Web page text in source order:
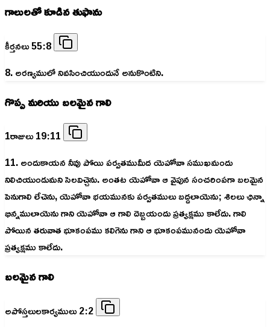
గాలులతో కూడిన తుఫాను
కీర్తనలు 55:8
8. అరణ్యములో నివసించియుందునే అనుకొంటిని.
గొప్ప మరియు బలమైన గాలి
1రాజులు 19:11
11. అందుకాయన నీవు పోయి పర్వతముమీద యెహోవా సముఖమందు
నిలిచియుండుమని సెలవిచ్చెను. అంతట యెహోవా ఆ వైపున సంచరింపగా బలమైన
పెనుగాలి లేచెను, యెహోవా భయమునకు పర్వతములు బద్దలాయెను; శిలలు ఛిన్నా
భిన్నములాయెను గాని యెహోవా ఆ గాలి దెబ్బయందు ప్రత్యక్షము కాలేదు. గాలి
పోయిన తరువాత భూకంపము కలిగెను గాని ఆ భూకంపమునందు యెహోవా
ప్రత్యక్షము కాలేదు.
బలమైన గాలి
అపోస్తలులకార్యములు 2:2